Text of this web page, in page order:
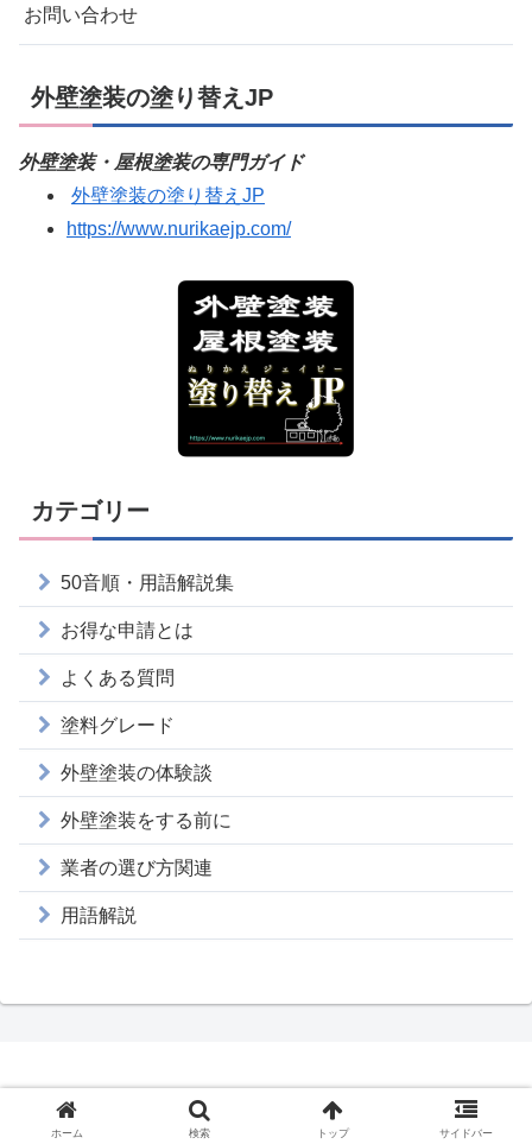
お問い合わせ
外壁塗装の塗り替えJP
外壁塗装・屋根塗装の専門ガイド
外壁塗装の塗り替えJP
https://www.nurikaejp.com/
カテゴリー
50音順・用語解説集
お得な申請とは
よくある質問
塗料グレード
外壁塗装の体験談
外壁塗装をする前に
業者の選び方関連
用語解説
Copyright © 外壁塗装の塗り替えJP All Rights Reserved.
ホーム 検索 トップ サイドバー